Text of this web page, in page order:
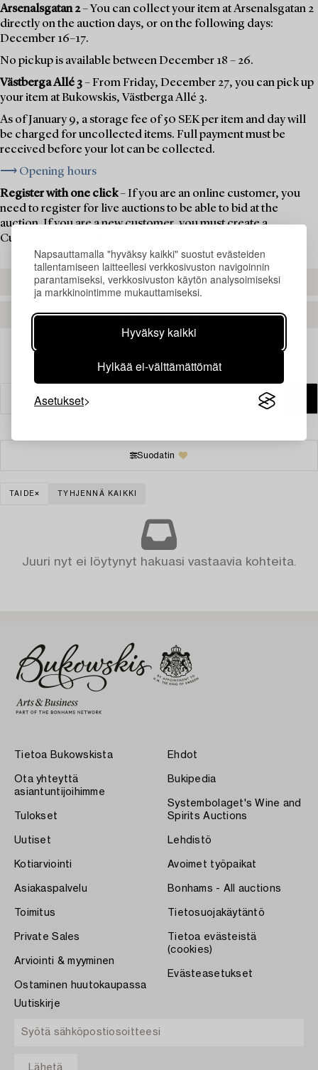
Napsauttamalla "hyväksy kaikki" suostut evästeiden
tallentamiseen laitteellesi verkkosivuston navigoinnin
parantamiseksi, verkkosivuston käytön analysoimiseksi
ja markkinointimme mukauttamiseksi.
Hyväksy kaikki
Hylkää ei-välttämättömät
Asetukset
Arsenalsgatan 2– You can collect your item at Arsenalsgatan 2
directly on the auction days, or on the following days:
December 16–17.
No pickup is available between December 18 – 26.
Västberga Allé 3– From Friday, December 27, you can pick up
your item at Bukowskis, Västberga Allé 3.
As of January 9, a storage fee of 50 SEK per item and day will
be charged for uncollected items. Full payment must be
received before your lot can be collected.
⟶ Opening hours
Register with one click– If you are an online customer, you
need to register for live auctions to be able to bid at the
auction. If you are a new customer, you must create a
Customer Account first.
REGISTER TO BID
CREATE AN ACCOUNT
Suodatin
TAIDE TYHJENNÄ KAIKKI
Juuri nyt ei löytynyt hakuasi vastaavia kohteita.
Tietoa Bukowskista
Ota yhteyttä
asiantuntijoihimme
Tulokset
Uutiset
Kotiarviointi
Asiakaspalvelu
Toimitus
Private Sales
Arviointi & myyminen
Ostaminen huutokaupassa
Ehdot
Bukipedia
Systembolaget's Wine and
Spirits Auctions
Lehdistö
Avoimet työpaikat
Bonhams - All auctions
Tietosuojakäytäntö
Tietoa evästeistä
(cookies)
Evästeasetukset
Uutiskirje